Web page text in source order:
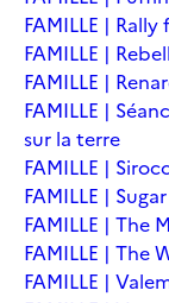
FAMILLE |
FAMILLE |
FAMILLE |
FAMILLE |
sur la terre
FAMILLE |
FAMILLE |
FAMILLE | The
FAMILLE | The
FAMILLE |